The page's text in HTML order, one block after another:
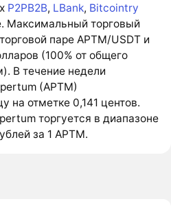
P2PB2B, LBank, Bitcointry
Максимальный торговый
паре APTM/USDT и
(100% от общего
В течение недели
(APTM)
на отметке 0,141 центов.
торгуется в диапазоне
за 1 APTM.